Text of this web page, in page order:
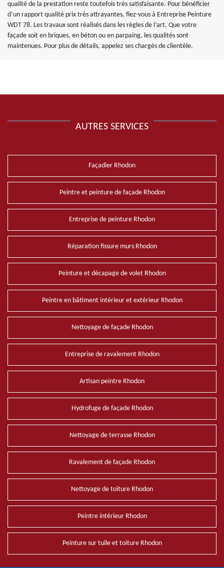
qualité de la prestation reste toutefois très satisfaisante. Pour bénéficier
d’un rapport qualité prix très attrayantes, fiez-vous à Entreprise Peinture
WDT 78. Les travaux sont réalisés dans les règles de l’art. Que votre
façade soit en briques, en béton ou en parpaing, les qualités sont
maintenues. Pour plus de détails, appelez ses chargés de clientèle.
AUTRES SERVICES
Façadier Rhodon
Peintre et peinture de façade Rhodon
Entreprise de peinture Rhodon
Réparation fissure murs Rhodon
Peinture et décapage de volet Rhodon
Peintre en bâtiment intérieur et extérieur Rhodon
Nettoyage de façade Rhodon
Entreprise de ravalement Rhodon
Artisan peintre Rhodon
Hydrofuge de façade Rhodon
Nettoyage de terrasse Rhodon
Ravalement de façade Rhodon
Nettoyage de toiture Rhodon
Peintre intérieur Rhodon
Peinture sur tuile et toiture Rhodon